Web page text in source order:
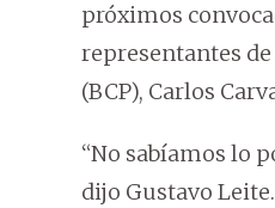
próximos
representantes
(BCP), Carlos
“No sabíamos lo
dijo Gustavo